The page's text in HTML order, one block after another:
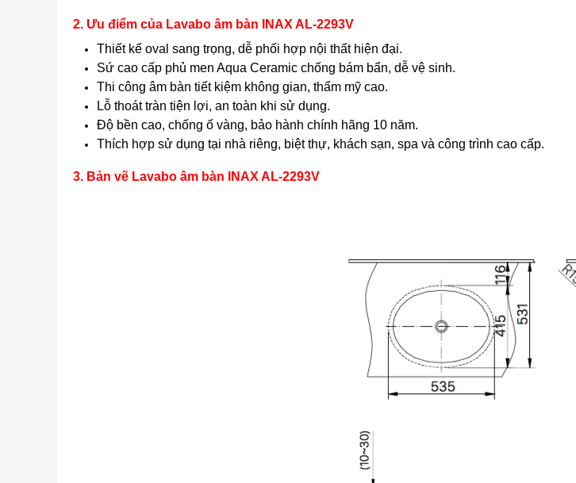
2. Ưu điểm của Lavabo âm bàn INAX AL-2293V
Thiết kế oval sang trọng, dễ phối hợp nội thất hiện đại.
Sứ cao cấp phủ men Aqua Ceramic chống bám bẩn, dễ vệ sinh.
Thi công âm bàn tiết kiệm không gian, thẩm mỹ cao.
Lỗ thoát tràn tiện lợi, an toàn khi sử dụng.
Độ bền cao, chống ố vàng, bảo hành chính hãng 10 năm.
Thích hợp sử dụng tại nhà riêng, biệt thự, khách sạn, spa và công trình cao cấp.
3. Bản vẽ Lavabo âm bàn INAX AL-2293V